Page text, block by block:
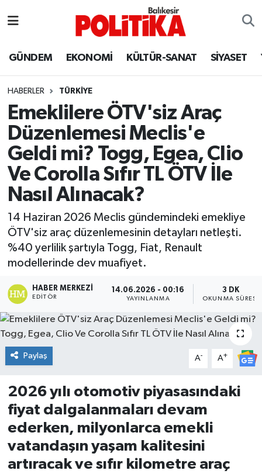
GÜNDEM EKONOMİ KÜLTÜR-SANAT SİYASET
HABERLER TÜRKİYE
Emeklilere ÖTV'siz Araç
Düzenlemesi Meclis'e
Geldi mi? Togg, Egea, Clio
Ve Corolla Sıfır TL ÖTV İle
Nasıl Alınacak?
14 Haziran 2026 Meclis gündemindeki emekliye
ÖTV'siz araç düzenlemesinin detayları netleşti.
%40 yerlilik şartıyla Togg, Fiat, Renault
modellerinde dev muafiyet.
HABER MERKEZI
EDITÖR
14.06.2026 - 00:16
YAYINLANMA
3 DK
OKUNMA SÜRESI
Paylaş A- A+
2026 yılı otomotiv piyasasındaki
fiyat dalgalanmaları devam
ederken, milyonlarca emekli
vatandaşın yaşam kalitesini
artıracak ve sıfır kilometre araç
Ayvalık
Balya
Bandırma
Bigadiç
BİYOGRAFİLER
Burhaniye
ÇEVRE
DÜNYA
Dursunbey
EKONOMİ
Erdek
Gömeç
Balıkesir Hava Durumu
Balıkesir Namaz Vakitleri
Balıkesir Trafik Yoğunluk Haritası
Süper Lig Puan Durumu ve Fikstür
Tüm Manşetler
Son Dakika Haberleri
Haber Arşivi